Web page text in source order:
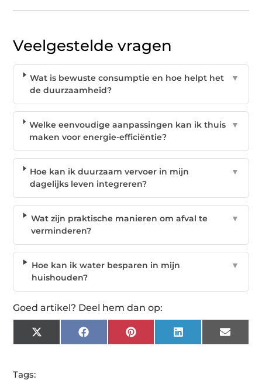
Veelgestelde vragen
Wat is bewuste consumptie en hoe helpt het
de duurzaamheid?
▼
Welke eenvoudige aanpassingen kan ik thuis
maken voor energie-efficiëntie?
▼
Hoe kan ik duurzaam vervoer in mijn
dagelijks leven integreren?
▼
Wat zijn praktische manieren om afval te
verminderen?
▼
Hoe kan ik water besparen in mijn
huishouden?
▼
Goed artikel? Deel hem dan op:
X
(Twitter)
Facebook Pinterest LinkedIn Email
Tags: